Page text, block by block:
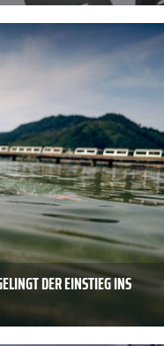
DER EINSTIEG INS